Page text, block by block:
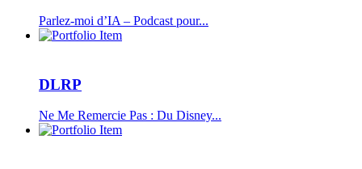
Parlez-moi d’IA – Podcast pour...
DLRP
Ne Me Remercie Pas : Du Disney...